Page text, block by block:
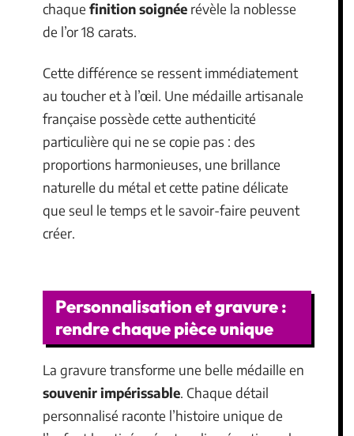
chaque finition soignée révèle la noblesse
de l’or 18 carats.
Cette différence se ressent immédiatement
au toucher et à l’œil. Une médaille artisanale
française possède cette authenticité
particulière qui ne se copie pas : des
proportions harmonieuses, une brillance
naturelle du métal et cette patine délicate
que seul le temps et le savoir-faire peuvent
créer.
Personnalisation et gravure :
rendre chaque pièce unique
La gravure transforme une belle médaille en
souvenir impérissable. Chaque détail
personnalisé raconte l’histoire unique de